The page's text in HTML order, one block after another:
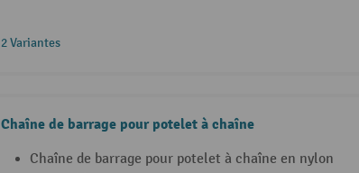
2 Variantes
Chaîne de barrage pour potelet à chaîne
Chaîne de barrage pour potelet à chaîne en nylon